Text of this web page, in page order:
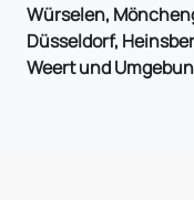
Würselen,
Düsseldorf,
Weert und